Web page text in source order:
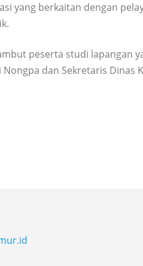
yang berkaitan dengan
peserta studi lapangan
dan Sekretaris Dinas